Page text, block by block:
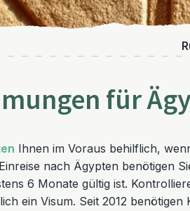
für
Ihnen im Voraus behilflich,
nach Ägypten benötigen
6 Monate gültig ist.
ein Visum. Seit 2012 benötigen